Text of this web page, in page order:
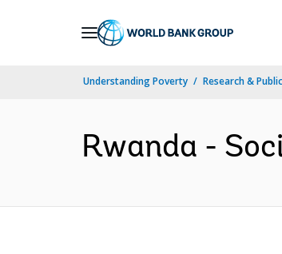
Understanding Poverty Research &
Rwanda -